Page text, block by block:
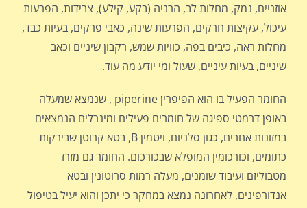
אוזניים, נמק, מחלות לב, הרניה (בקע, קילע), צרידות, הפרעות
עיכול, עקיצות חרקים, הפרעות שינה, כאבי פרקים, בעיות כבד,
מחלות ראה, כיבים בפה, כוויות שמש, רקבון שיניים וכאב
שיניים, בעיות עיניים, שעול ומי יודע מה עוד.
החומר הפעיל בו הוא הפיפרין piperine , שנמצא שמעלה
באופן דרמטי ספיגה של חומרים פעילים ומינרלים הנמצאים
במזונות אחרים, כגון סלניום, ויטמין B, בטא קרוטן שבירקות
כתומים, וכורכומין המופלא שבכורכום. החומר גם מזרז
מטבוליזם ועיבוד שומנים, מעלה רמות סרוטונין ובטא
אנדורפינים, לאחרונה נמצא במחקר כי יתכן והוא יעיל בטיפול